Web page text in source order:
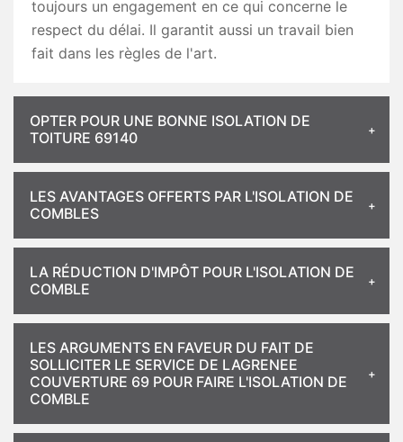
toujours un engagement en ce qui concerne le
respect du délai. Il garantit aussi un travail bien
fait dans les règles de l'art.
OPTER POUR UNE BONNE ISOLATION DE
TOITURE 69140
LES AVANTAGES OFFERTS PAR L'ISOLATION DE
COMBLES
LA RÉDUCTION D'IMPÔT POUR L'ISOLATION DE
COMBLE
LES ARGUMENTS EN FAVEUR DU FAIT DE
SOLLICITER LE SERVICE DE LAGRENEE
COUVERTURE 69 POUR FAIRE L'ISOLATION DE
COMBLE